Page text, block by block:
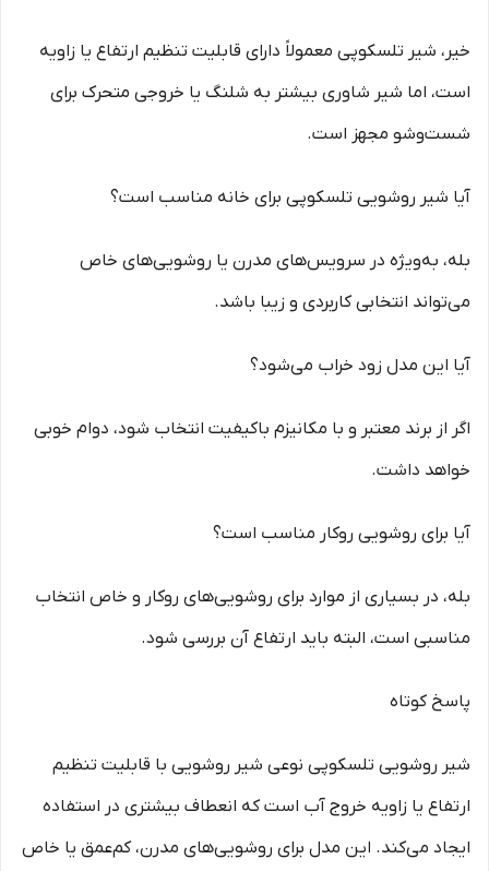
خیر، شیر تلسکوپی معمولاً دارای قابلیت تنظیم ارتفاع یا زاویه
است، اما شیر شاوری بیشتر به شلنگ یا خروجی متحرک برای
شست‌وشو مجهز است.
آیا شیر روشویی تلسکوپی برای خانه مناسب است؟
بله، به‌ویژه در سرویس‌های مدرن یا روشویی‌های خاص
می‌تواند انتخابی کاربردی و زیبا باشد.
آیا این مدل زود خراب می‌شود؟
اگر از برند معتبر و با مکانیزم باکیفیت انتخاب شود، دوام خوبی
خواهد داشت.
آیا برای روشویی روکار مناسب است؟
بله، در بسیاری از موارد برای روشویی‌های روکار و خاص انتخاب
مناسبی است، البته باید ارتفاع آن بررسی شود.
پاسخ کوتاه
شیر روشویی تلسکوپی نوعی شیر روشویی با قابلیت تنظیم
ارتفاع یا زاویه خروج آب است که انعطاف بیشتری در استفاده
ایجاد می‌کند. این مدل برای روشویی‌های مدرن، کم‌عمق یا خاص